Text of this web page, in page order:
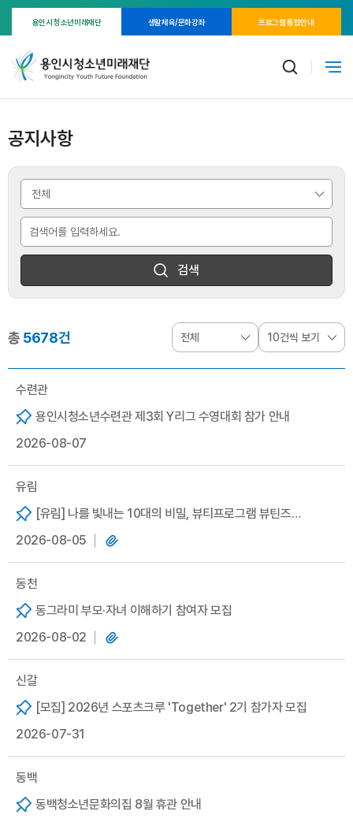
용인시 청소년미래재단 생활체육/문화강좌 프로그램 통합안내
공지사항
검색
총 5678건
수련관
용인시청소년수련관 제3회 Y리그 수영대회 참가 안내
2026-08-07
유림
[유림] 나를 빛내는 10대의 비밀, 뷰티프로그램 뷰틴즈
(BEAUTEENS) 참가자 모집
2026-08-05
동천
동그라미 부모·자녀 이해하기 참여자 모집
2026-08-02
신갈
[모집] 2026년 스포츠크루 'Together' 2기 참가자 모집
2026-07-31
동백
동백청소년문화의집 8월 휴관 안내